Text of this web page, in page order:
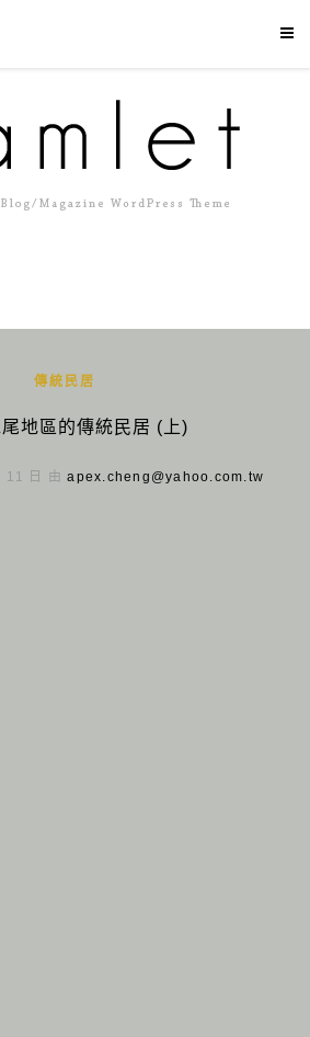
傳統民居
地區的傳統民居 (上)
11 日 由apex.cheng@yahoo.com.tw